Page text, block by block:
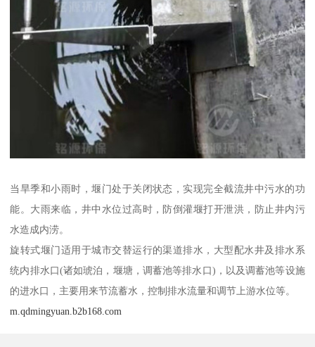
当旱季和小雨时，堰门处于关闭状态，实现完全截流井中污水的功
能。大雨来临，井中水位过高时，防倒灌堰打开泄洪，防止井内污
水造成内涝。
旋转式堰门适用于城市交替运行的渠道排水，大型配水井及排水系
统内排水口(诸如琥泊，堰塘，调蓄池等排水口)，以及调蓄池等设施
的进水口，主要用来节流蓄水，控制排水流量和调节上游水位等。
m.qdmingyuan.b2b168.com